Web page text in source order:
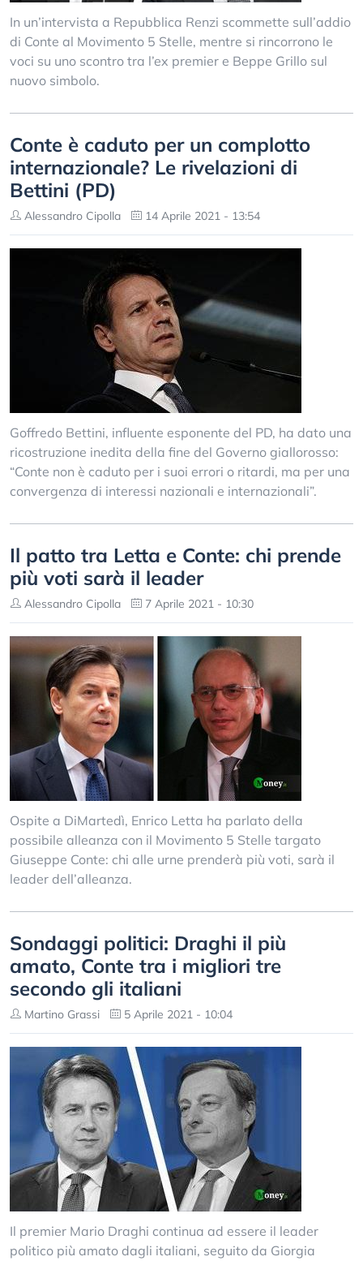
In un’intervista a Repubblica Renzi scommette sull’addio
di Conte al Movimento 5 Stelle, mentre si rincorrono le
voci su uno scontro tra l’ex premier e Beppe Grillo sul
nuovo simbolo.
Conte è caduto per un complotto
internazionale? Le rivelazioni di
Bettini (PD)
Alessandro Cipolla 14 Aprile 2021 - 13:54
Goffredo Bettini, influente esponente del PD, ha dato una
ricostruzione inedita della fine del Governo giallorosso:
“Conte non è caduto per i suoi errori o ritardi, ma per una
convergenza di interessi nazionali e internazionali”.
Il patto tra Letta e Conte: chi prende
più voti sarà il leader
Alessandro Cipolla 7 Aprile 2021 - 10:30
Ospite a DiMartedì, Enrico Letta ha parlato della
possibile alleanza con il Movimento 5 Stelle targato
Giuseppe Conte: chi alle urne prenderà più voti, sarà il
leader dell’alleanza.
Sondaggi politici: Draghi il più
amato, Conte tra i migliori tre
secondo gli italiani
Martino Grassi 5 Aprile 2021 - 10:04
Il premier Mario Draghi continua ad essere il leader
politico più amato dagli italiani, seguito da Giorgia